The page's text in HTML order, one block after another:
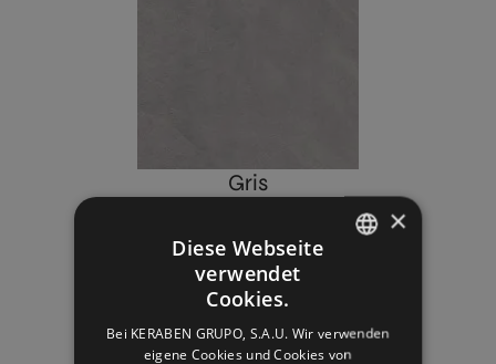
Gris
Verkleidung
FRENCH
×
Diese Webseite
verwendet
Cookies.
Bei KERABEN GRUPO, S.A.U. Wir verwenden
eigene Cookies und Cookies von